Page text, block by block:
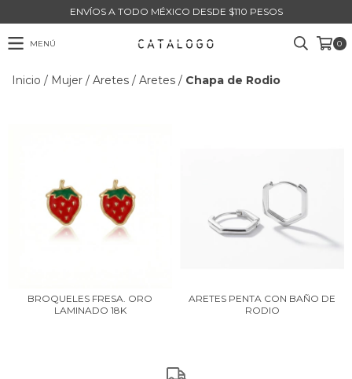
ENVÍOS A TODO MÉXICO DESDE $110 PESOS
MENÚ 0
Inicio / Mujer / Aretes / Aretes / Chapa de Rodio
BROQUELES FRESA. ORO
LAMINADO 18K
ARETES PENTA CON BAÑO DE
RODIO